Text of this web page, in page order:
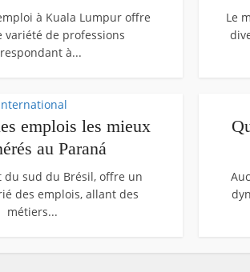
à Kuala Lumpur offre
variété de professions
à...
Le
emplois les mieux
au Paraná
du sud du Brésil, offre un
des emplois, allant des
métiers...